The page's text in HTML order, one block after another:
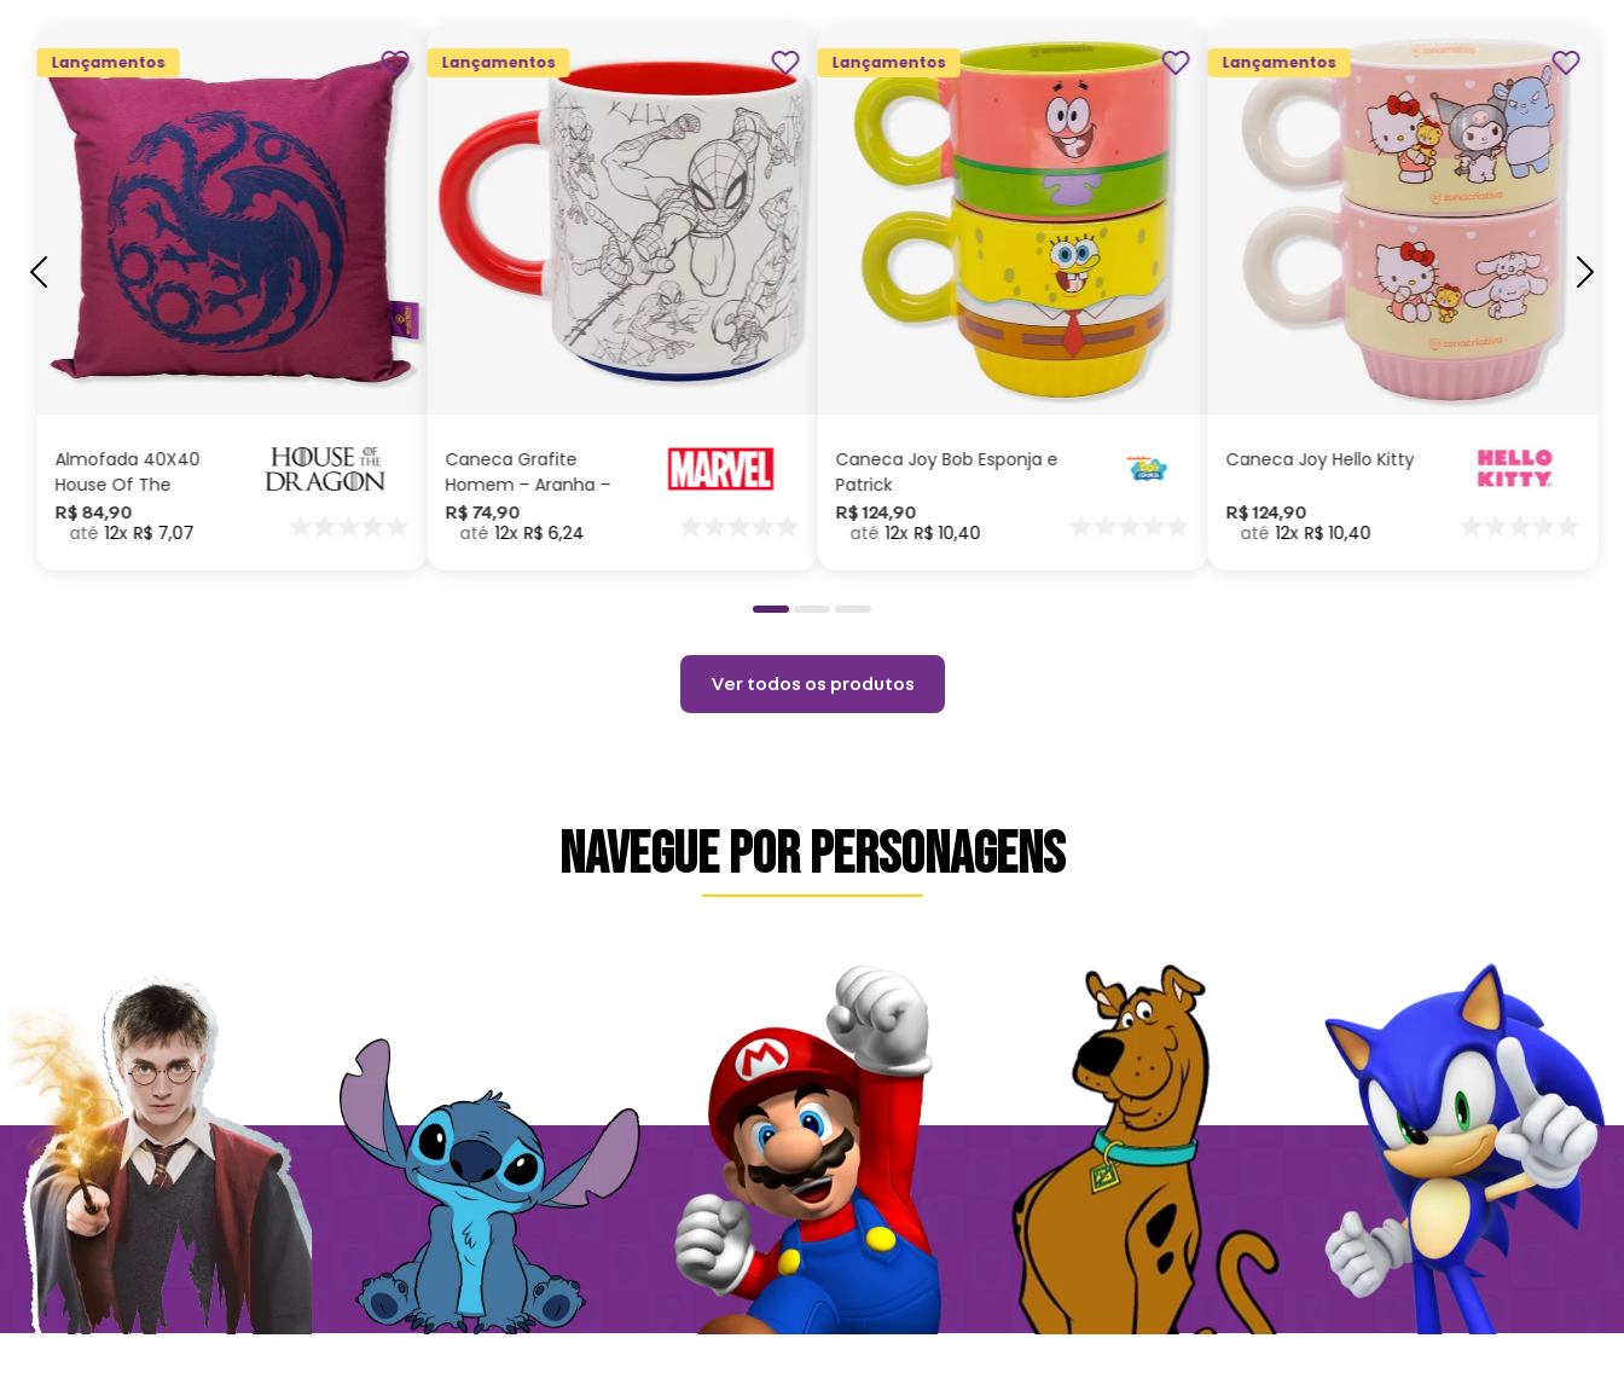
Lançamentos
Almofada 40X40
House Of The
Dragon
R$ 84,90
12 R$ 7,07
ADICIONAR AO
Lançamentos
Caneca Grafite
Homem – Aranha –
Marvel
R$ 74,90
12 R$ 6,24
ADICIONAR AO
CARRINHO
Lançamentos
Caneca Joy Bob Esponja e
Patrick
R$ 124,90
12 R$ 10,40
ADICIONAR AO
CARRINHO
Lançamentos
Caneca Joy Hello Kitty
R$ 124,90
12 R$ 10,40
ADICIONAR AO
CARRINHO
Ver todos os produtos
NAVEGUE POR PERSONAGENS